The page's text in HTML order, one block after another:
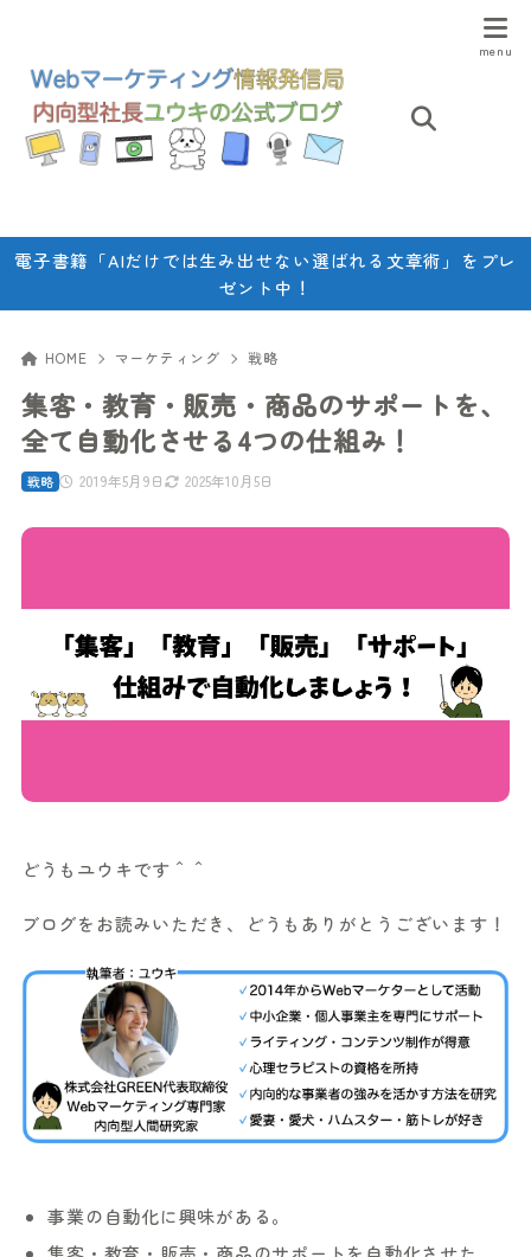
電子書籍「AIだけでは生み出せない選ばれる文章術」をプレ
ゼント中！
HOME マーケティング 戦略
集客・教育・販売・商品のサポートを、
全て自動化させる4つの仕組み！
2019年5月9日 2025年10月5日
戦略
どうもユウキです＾＾
ブログをお読みいただき、どうもありがとうございます！
事業の自動化に興味がある。